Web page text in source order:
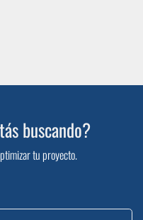
buscando?
tu proyecto.